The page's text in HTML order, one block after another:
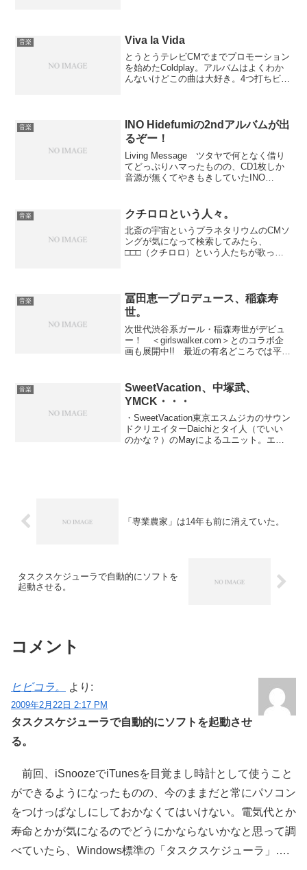
音楽 Viva la Vida
とうとうテレビCMでまでプロモーション
を始めたColdplay。アルバムはよくわか
んないけどこの曲は大好き。4つ打ちビー
音楽
INO Hidefumiの2ndアルバムが出
るぞー！
Living Message ツタヤで何となく借り
てどっぷりハマったものの、CD1枚しか
音源が無くてやきもきしていたINO
ーズという電子ピアノらしい。...
音楽 クチロロという人々。
北斎の宇宙というプラネタリウムのCMソ
ングが気になって検索してみたら、
□□□（クチロロ）という人たちが歌って
今度ＣＤ買ってみよう...
音楽
冨田恵一プロデュース、稲森寿
世。
次世代渋谷系ガール・稲森寿世がデビュ
ー！ ＜girlswalker.com＞とのコラボ企
画も展開中!! 最近の有名どころでは平井
デュースしたのはなんとファッション...
音楽
SweetVacation、中塚武、
YMCK・・・
・SweetVacation東京エスムジカのサウン
ドクリエイターDaichiとタイ人（でいい
のかな？）のMayによるユニット。エレ
「専業農家」は14年も前に消えていた。
タスクスケジューラで自動的にソフトを
起動させる。
コメント
ヒビコラ。 より:
2009年2月22日 2:17 PM
タスクスケジューラで自動的にソフトを起動させ
る。
前回、iSnoozeでiTunesを目覚まし時計として使うこと
ができるようになったものの、今のままだと常にパソコン
をつけっぱなしにしておかなくてはいけない。電気代とか
寿命とかが気になるのでどうにかならないかなと思って調
べていたら、Windows標準の「タスクスケジューラ」….